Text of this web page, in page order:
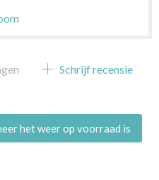
Schrijf recensie
het weer op voorraad is